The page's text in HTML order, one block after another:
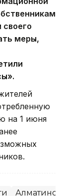
меры,
на 1 июня